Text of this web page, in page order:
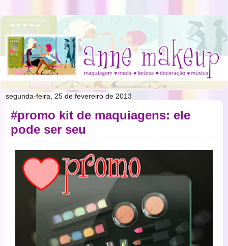
segunda-feira, 25 de fevereiro de 2013
#promo kit de maquiagens: ele
pode ser seu